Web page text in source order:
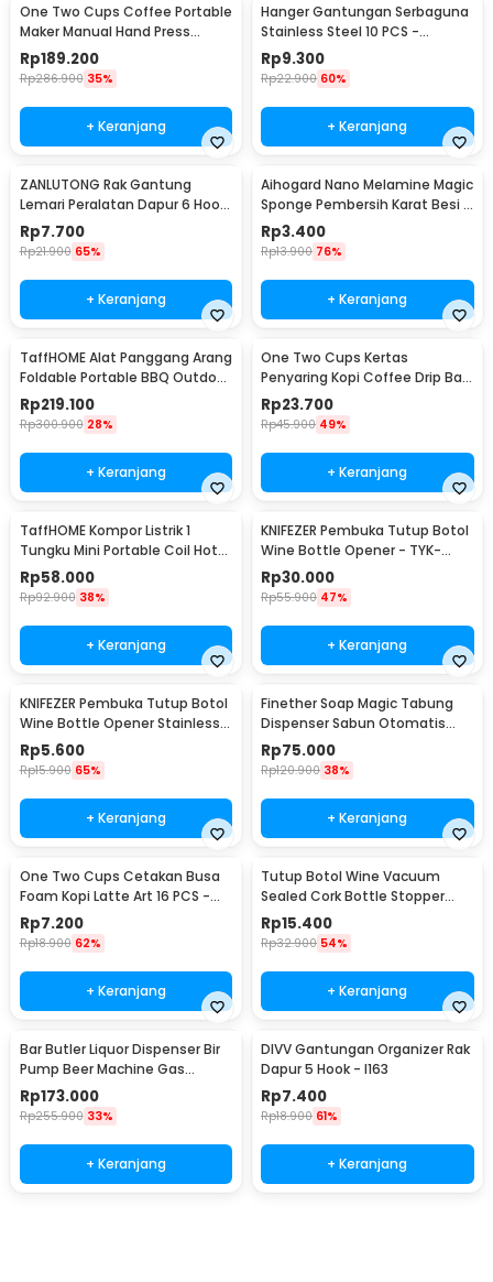
One Two Cups Coffee Portable
Maker Manual Hand Press
Espresso 300ml - T35066
Rp189.200
Rp286.900 35%
+ Keranjang
Hanger Gantungan Serbaguna
Stainless Steel 10 PCS -
M127105
Rp9.300
Rp22.900 60%
+ Keranjang
ZANLUTONG Rak Gantung
Lemari Peralatan Dapur 6 Hook
Besi - 2137
Rp7.700
Rp21.900 65%
+ Keranjang
Aihogard Nano Melamine Magic
Sponge Pembersih Karat Besi -
CW62
Rp3.400
Rp13.900 76%
+ Keranjang
TaffHOME Alat Panggang Arang
Foldable Portable BBQ Outdoor
Grill Stove - HWSK77
Rp219.100
Rp300.900 28%
+ Keranjang
One Two Cups Kertas
Penyaring Kopi Coffee Drip Bag
Paper Filter 50PCS - T111
Rp23.700
Rp45.900 49%
+ Keranjang
TaffHOME Kompor Listrik 1
Tungku Mini Portable Coil Hot
Plate 500W - C1-1000-03
Rp58.000
Rp92.900 38%
+ Keranjang
KNIFEZER Pembuka Tutup Botol
Wine Bottle Opener - TYK-
074B
Rp30.000
Rp55.900 47%
+ Keranjang
KNIFEZER Pembuka Tutup Botol
Wine Bottle Opener Stainless
Steel - WS01
Rp5.600
Rp15.900 65%
+ Keranjang
Finether Soap Magic Tabung
Dispenser Sabun Otomatis
400ml - AD-03
Rp75.000
Rp120.900 38%
+ Keranjang
One Two Cups Cetakan Busa
Foam Kopi Latte Art 16 PCS -
JJYE01
Rp7.200
Rp18.900 62%
+ Keranjang
Tutup Botol Wine Vacuum
Sealed Cork Bottle Stopper
Stainless Steel - G94529
Rp15.400
Rp32.900 54%
+ Keranjang
Bar Butler Liquor Dispenser Bir
Pump Beer Machine Gas
Station 900ml - P-36
Rp173.000
Rp255.900 33%
+ Keranjang
DIVV Gantungan Organizer Rak
Dapur 5 Hook - I163
Rp7.400
Rp18.900 61%
+ Keranjang